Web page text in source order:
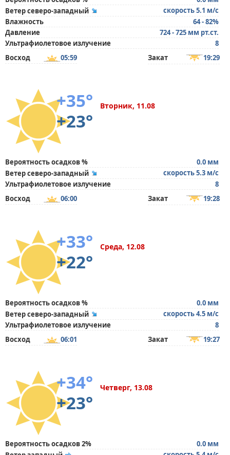
Ветер северо-западный
скорость 5.1 м/с
Влажность
64 - 82%
Давление
724 - 725 мм рт.ст.
Ультрафиолетовое излучение
8
Восход
05:59 Закат 19:29
+35°
+23°
Вторник, 11.08
Вероятность осадков %
0.0 мм
Ветер северо-западный
скорость 5.3 м/с
Ультрафиолетовое излучение
8
Восход
06:00 Закат 19:28
+33°
+22°
Среда, 12.08
Вероятность осадков %
0.0 мм
Ветер северо-западный
скорость 4.5 м/с
Ультрафиолетовое излучение
8
Восход
06:01 Закат 19:27
+34°
+23°
Четверг, 13.08
Вероятность осадков 2%
0.0 мм